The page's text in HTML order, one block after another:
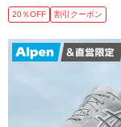
20％OFF 割引クーポン